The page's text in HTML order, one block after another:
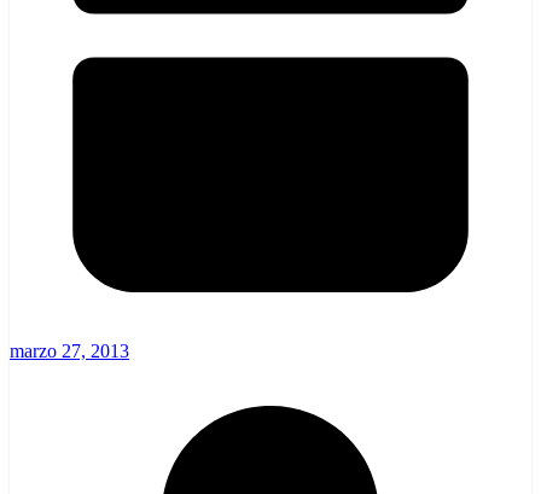
marzo 27, 2013